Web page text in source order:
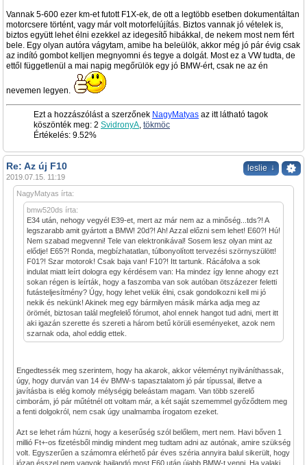
Vannak 5-600 ezer km-et futott F1X-ek, de ott a legtöbb esetben dokumentáltan
motorcsere történt, vagy már volt motorfelújítás. Biztos vannak jó vételek is,
biztos együtt lehet élni ezekkel az idegesítő hibákkal, de nekem most nem fért
bele. Egy olyan autóra vágytam, amibe ha beleülök, akkor még jó pár évig csak
az indító gombot kelljen megnyomni és tegye a dolgát. Most ez a VW tudta, de
ettől függetlenül a mai napig megőrülök egy jó BMW-ért, csak ne az én
nevemen legyen.
Ezt a hozzászólást a szerzőnek NagyMatyas az itt látható tagok
köszönték meg: 2 SvidronyA, tökmöc
Értékelés: 9.52%
leslie ↓
Re: Az új F10
2019.07.15. 11:19
NagyMatyas írta:
bmw520ds írta:
E34 után, nehogy vegyél E39-et, mert az már nem az a minőség...tds?! A
legszarabb amit gyártott a BMW! 20d?! Ah! Azzal előzni sem lehet! E60?! Hú!
Nem szabad megvenni! Tele van elektronikával! Sosem lesz olyan mint az
elődje! E65?! Ronda, megbízhatatlan, túlbonyolított tervezési szörnyszülött!
F01?! Szar motorok! Csak baja van! F10?! Itt tartunk. Rácáfolva a sok
indulat miatt leírt dologra egy kérdésem van: Ha mindez így lenne ahogy ezt
sokan régen is leírták, hogy a faszomba van sok autóban ötszázezer feletti
futásteljesítmény? Úgy, hogy lehet velük élni, csak gondolkozni kell mi jó
nekik és nekünk! Akinek meg egy bármilyen másik márka adja meg az
örömét, biztosan talál megfelelő fórumot, ahol ennek hangot tud adni, mert itt
aki igazán szerette és szereti a három betű körüli eseményeket, azok nem
szarnak oda, ahol eddig ettek.
Engedtessék meg szerintem, hogy ha akarok, akkor véleményt nyilváníthassak,
úgy, hogy durván van 14 év BMW-s tapasztalatom jó pár típussal, illetve a
javításba is elég komoly mélységig beleástam magam. Van több szerelő
cimborám, jó pár műtétnél ott voltam már, a két saját szememmel győződtem meg
a fenti dolgokról, nem csak úgy unalmamba írogatom ezeket.
Azt se lehet rám húzni, hogy a keserűség szól belőlem, mert nem. Havi bőven 1
millió Ft+-os fizetésből mindig mindent meg tudtam adni az autónak, amire szükség
volt. Egyszerűen a számomra elérhető pár éves széria annyira balul sikerült, hogy
józan ésszel nem vagyok hajlandó most E60 után újabb BMW-t venni. Ha valaki